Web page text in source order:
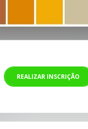
REALIZAR INSCRIÇÃO